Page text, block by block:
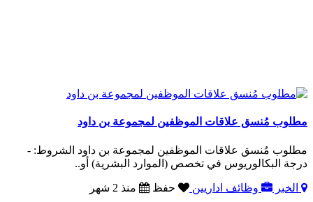
مطلوب مُنسق علاقات الموظفين لمجموعة بن داود
مطلوب مُنسق علاقات الموظفين لمجموعة بن داود الشروط: -
درجة البكالوريوس في تخصص (الموارد البشرية) أو..
الخبر وظائف اداريين حفظ منذ 2 شهر